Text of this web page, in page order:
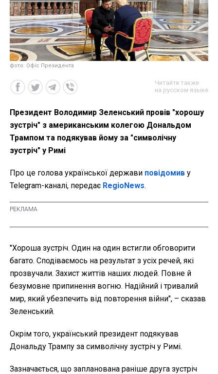
фото: Офіс Президента
Читайте также
на русском языке
Президент Володимир Зеленський провів "хорошу
зустріч" з американським колегою Дональдом
Трампом та подякував йому за "символічну
зустріч" у Римі
Про це голова української держави повідомив у
Telegram-каналі, передає RegioNews.
"Хороша зустріч. Один на один встигли обговорити
багато. Сподіваємось на результат з усіх речей, які
прозвучали. Захист життів наших людей. Повне й
безумовне припинення вогню. Надійний і тривалий
мир, який убезпечить від повторення війни", – сказав
Зеленський.
Окрім того, український президент подякував
Дональду Трампу за символічну зустріч у Римі.
Зазначається, що запланована раніше друга зустріч